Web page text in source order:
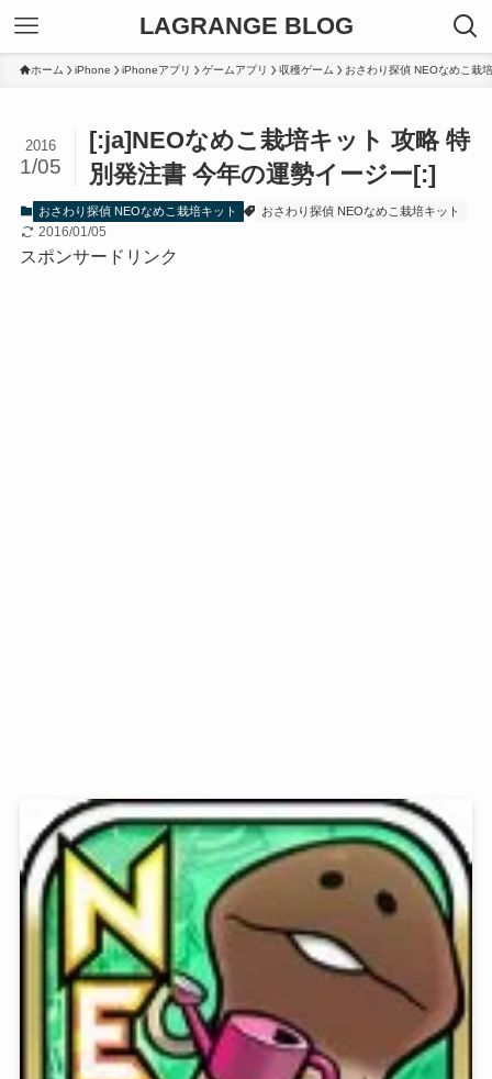
LAGRANGE BLOG
ホーム iPhone iPhoneアプリ ゲームアプリ 収穫ゲーム おさわり探偵 NEOなめこ栽
[:ja]NEOなめこ栽培キット 攻略 特
別発注書 今年の運勢イージー[:]
2016
1/05
おさわり探偵 NEOなめこ栽培キット おさわり探偵 NEOなめこ栽培キット
2016/01/05
スポンサードリンク